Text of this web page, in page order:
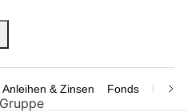
Anleihen & Zinsen Fonds